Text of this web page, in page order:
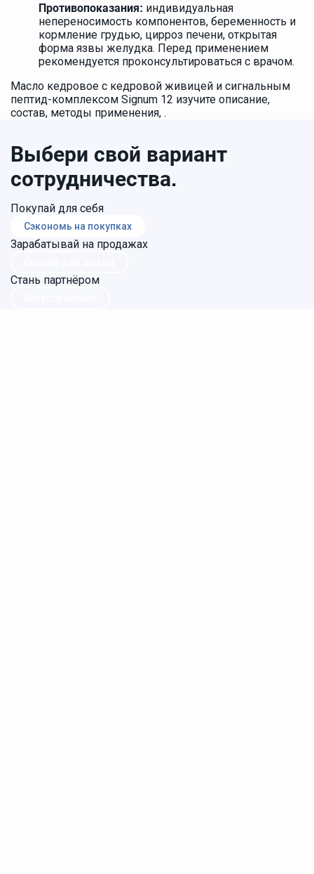
Противопоказания: индивидуальная
непереносимость компонентов, беременность и
кормление грудью, цирроз печени, открытая
форма язвы желудка. Перед применением
рекомендуется проконсультироваться с врачом.
Масло кедровое с кедровой живицей и сигнальным
пептид-комплексом Signum 12 изучите описание,
состав, методы применения, .
Выбери свой вариант
сотрудничества.
Покупай для себя
Сэкономь на покупках
Зарабатывай на продажах
Стань партнёром